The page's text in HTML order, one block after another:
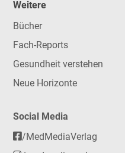
Weitere
Bücher
Fach-Reports
Gesundheit verstehen
Neue Horizonte
Social Media
/MedMediaVerlag